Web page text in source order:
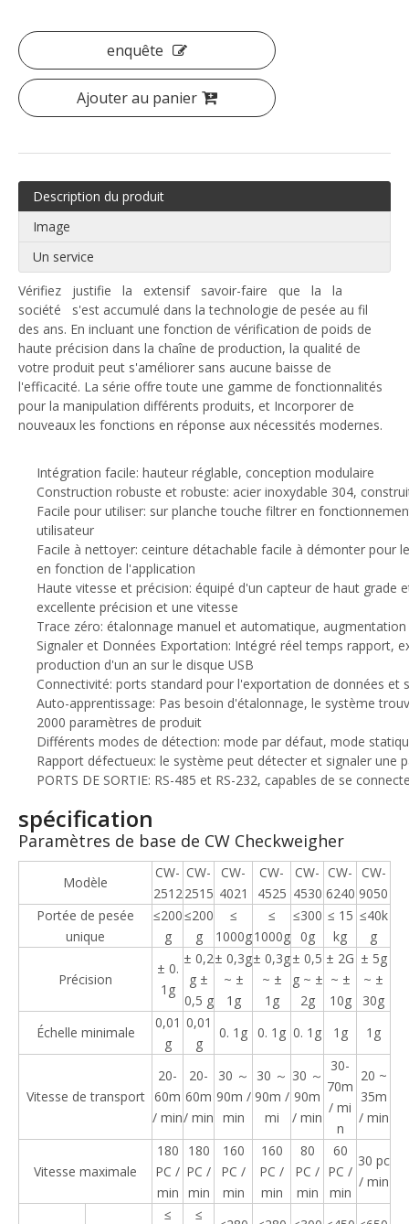
enquête
Ajouter au panier
Description du produit
Image
Un service
Vérifiez justifie la extensif savoir-faire que la la
société s'est accumulé dans la technologie de pesée au fil
des ans. En incluant une fonction de vérification de poids de
haute précision dans la chaîne de production, la qualité de
votre produit peut s'améliorer sans aucune baisse de
l'efficacité. La série offre toute une gamme de fonctionnalités
pour la manipulation différents produits, et Incorporer de
nouveaux les fonctions en réponse aux nécessités modernes.
Intégration facile: hauteur réglable, conception modulaire
Construction robuste et robuste: acier inoxydable 304,
Facile pour utiliser: sur planche touche filtrer en
utilisateur
Facile à nettoyer: ceinture détachable facile à démonter pour
en fonction de l'application
Haute vitesse et précision: équipé d'un capteur de haut grade
excellente précision et une vitesse
Trace zéro: étalonnage manuel et automatique,
Signaler et Données Exportation: Intégré réel temps rapport,
production d'un an sur le disque USB
Connectivité: ports standard pour l'exportation de données et
Auto-apprentissage: Pas besoin d'étalonnage, le système
2000 paramètres de produit
Différents modes de détection: mode par défaut,
Rapport défectueux: le système peut détecter et signaler
PORTS DE SORTIE: RS-485 et RS-232, capables de se
spécification
Paramètres de base de CW Checkweigher
Modèle
CW-
2512
CW-
2515
CW-
4021
CW-
4525
CW-
4530
CW-
6240
CW-
9050
Portée de pesée
unique
≤200
g
≤200
g
≤
1000g
≤
1000g
≤300
0g
≤ 15
kg
≤40k
g
Précision
± 0.
1g
± 0,2
g ±
0,5 g
± 0,3g
~ ±
1g
± 0,3g
~ ±
1g
± 0,5
g ~ ±
2g
± 2G
~ ±
10g
± 5g
~ ±
30g
Échelle minimale
0,01
g
0,01
g
0. 1g 0. 1g 0. 1g 1g 1g
Vitesse de transport
20-
60m
/ min
20-
60m
/ min
30 ～
90m /
min
30 ～
90m /
mi
30 ～
90m
/ min
30-
70m
/ mi
n
20 ~
35m
/ min
Vitesse maximale
180
PC /
min
180
PC /
min
160
PC /
min
160
PC /
min
80
PC /
min
60
PC /
min
30 pc
/ min
≤
≤